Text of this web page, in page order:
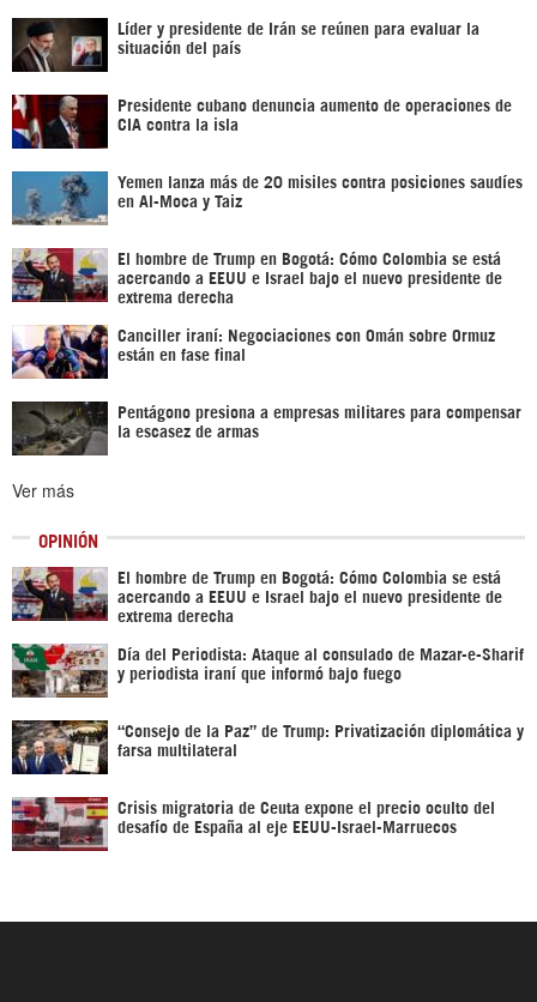
Líder y presidente de Irán se reúnen para evaluar la
situación del país
Presidente cubano denuncia aumento de operaciones de
CIA contra la isla
Yemen lanza más de 20 misiles contra posiciones saudíes
en Al-Moca y Taiz
El hombre de Trump en Bogotá: Cómo Colombia se está
acercando a EEUU e Israel bajo el nuevo presidente de
extrema derecha
Canciller iraní: Negociaciones con Omán sobre Ormuz
están en fase final
Pentágono presiona a empresas militares para compensar
la escasez de armas
Ver más
OPINIÓN
El hombre de Trump en Bogotá: Cómo Colombia se está
acercando a EEUU e Israel bajo el nuevo presidente de
extrema derecha
Día del Periodista: Ataque al consulado de Mazar-e-Sharif
y periodista iraní que informó bajo fuego
“Consejo de la Paz” de Trump: Privatización diplomática y
farsa multilateral
Crisis migratoria de Ceuta expone el precio oculto del
desafío de España al eje EEUU-Israel-Marruecos